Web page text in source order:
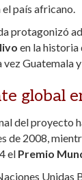
país africano.
protagonizó
en la historia
Guatemala
global
del proyecto
de 2008,
el Premio
Unidas